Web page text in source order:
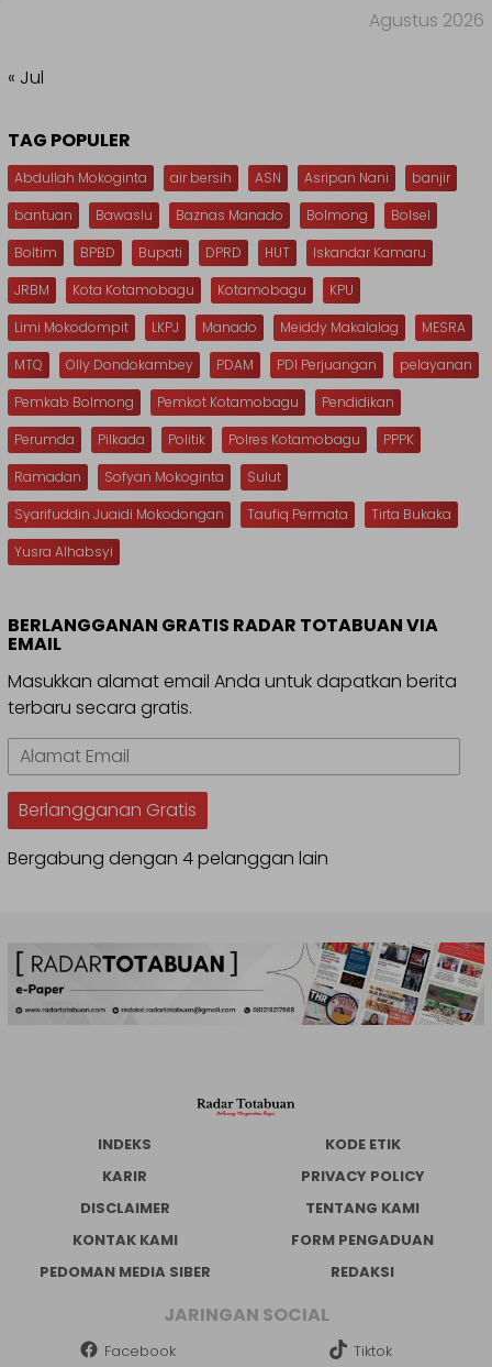
Agustus 2026
« Jul
TAG POPULER
Abdullah Mokoginta air bersih ASN Asripan Nani
banjir
bantuan
Bawaslu Baznas Manado Bolmong
Bolsel
Boltim
BPBD Bupati DPRD HUT
Iskandar Kamaru
JRBM
Kota Kotamobagu Kotamobagu
KPU
Limi Mokodompit
LKPJ Manado Meiddy Makalalag
MESRA
MTQ
Olly Dondokambey PDAM PDI Perjuangan
pelayanan
Pemkab Bolmong
Pemkot Kotamobagu
Pendidikan
Perumda
Pilkada Politik Polres Kotamobagu
PPPK
Ramadan
Sofyan Mokoginta
Sulut
Syarifuddin Juaidi Mokodongan
Taufiq Permata
Tirta Bukaka
Yusra Alhabsyi
BERLANGGANAN GRATIS RADAR TOTABUAN VIA
EMAIL
Masukkan alamat email Anda untuk dapatkan berita
terbaru secara gratis.
Alamat
Email
Berlangganan Gratis
Bergabung dengan 4 pelanggan lain
INDEKS
KODE ETIK
KARIR
PRIVACY POLICY
DISCLAIMER
TENTANG KAMI
KONTAK KAMI
FORM PENGADUAN
PEDOMAN MEDIA SIBER
REDAKSI
JARINGAN SOCIAL
Facebook Tiktok